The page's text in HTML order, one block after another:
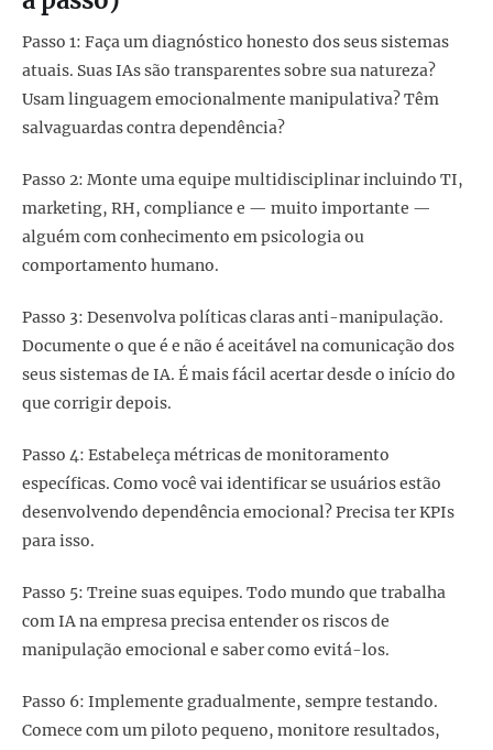
Passo 1: Faça um diagnóstico honesto dos seus sistemas
atuais. Suas IAs são transparentes sobre sua natureza?
Usam linguagem emocionalmente manipulativa? Têm
salvaguardas contra dependência?
Passo 2: Monte uma equipe multidisciplinar incluindo TI,
marketing, RH, compliance e — muito importante —
alguém com conhecimento em psicologia ou
comportamento humano.
Passo 3: Desenvolva políticas claras anti-manipulação.
Documente o que é e não é aceitável na comunicação dos
seus sistemas de IA. É mais fácil acertar desde o início do
que corrigir depois.
Passo 4: Estabeleça métricas de monitoramento
específicas. Como você vai identificar se usuários estão
desenvolvendo dependência emocional? Precisa ter KPIs
para isso.
Passo 5: Treine suas equipes. Todo mundo que trabalha
com IA na empresa precisa entender os riscos de
manipulação emocional e saber como evitá-los.
Passo 6: Implemente gradualmente, sempre testando.
Comece com um piloto pequeno, monitore resultados,